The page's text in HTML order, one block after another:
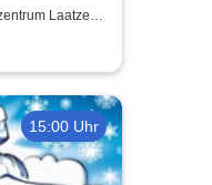
Laatzen
15:00 Uhr